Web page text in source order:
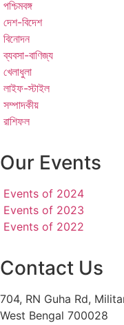
পশ্চিমবঙ্গ
দেশ-বিদেশ
বিনোদন
ব্যবসা-বাণিজ্য
খেলাধুলা
লাইফ-স্টাইল
সম্পাদকীয়
রাশিফল
Our Events
Events of 2024
Events of 2023
Events of 2022
Contact Us
704, RN Guha Rd,
West Bengal 700028